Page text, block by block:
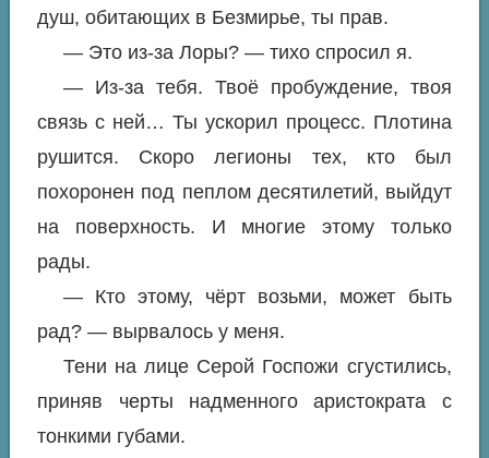
душ, обитающих в Безмирье, ты прав.
— Это из-за Лоры? — тихо спросил я.
— Из-за тебя. Твоё пробуждение, твоя
связь с ней… Ты ускорил процесс. Плотина
рушится. Скоро легионы тех, кто был
похоронен под пеплом десятилетий, выйдут
на поверхность. И многие этому только
рады.
— Кто этому, чёрт возьми, может быть
рад? — вырвалось у меня.
Тени на лице Серой Госпожи сгустились,
приняв черты надменного аристократа с
тонкими губами.